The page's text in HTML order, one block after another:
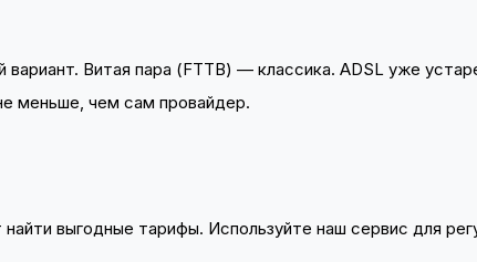
Витая пара (FTTB) — классика. ADSL уже
меньше, чем сам провайдер.
выгодные тарифы. Используйте наш сервис для